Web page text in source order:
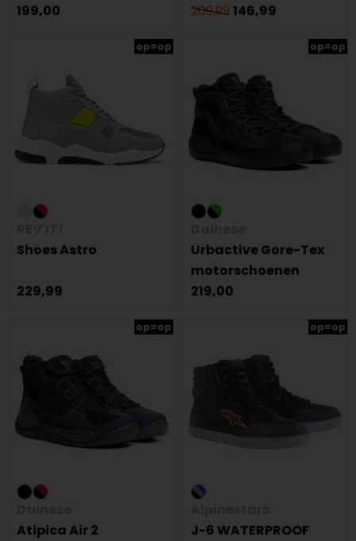
199,00
209,99146,99
op=op
Shoes Astro
229,99
op=op
Urbactive Gore-Tex
motorschoenen
219,00
op=op
Atipica Air 2
op=op
J-6 WATERPROOF